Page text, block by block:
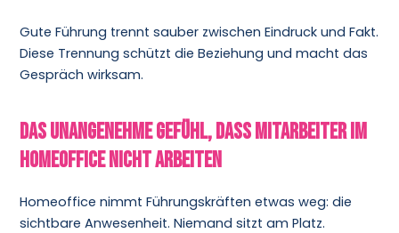
Gute Führung trennt sauber zwischen Eindruck und Fakt.
Diese Trennung schützt die Beziehung und macht das
Gespräch wirksam.
Das unangenehme Gefühl, dass Mitarbeiter im
Homeoffice nicht arbeiten
Homeoffice nimmt Führungskräften etwas weg: die
sichtbare Anwesenheit. Niemand sitzt am Platz.